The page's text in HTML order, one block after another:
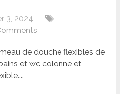
3, 2024
de douche flexibles de
et wc colonne et